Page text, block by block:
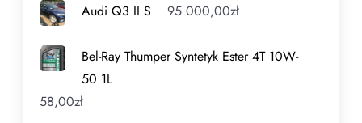
Audi Q3 II S 95 000,00zł
Bel-Ray Thumper Syntetyk Ester 4T 10W-
50 1L
58,00zł